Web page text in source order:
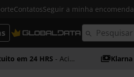
ContatosSeguir a minha encomenda
em 24 HRS - Acima dos 50€ Klarna